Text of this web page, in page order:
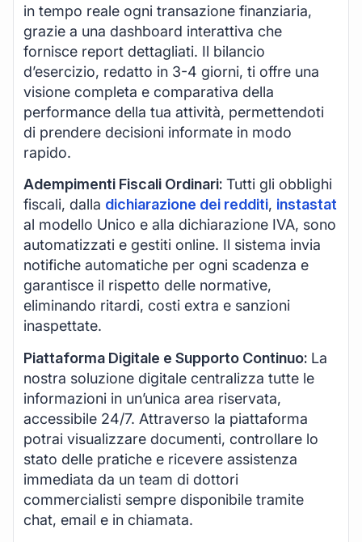
in tempo reale ogni transazione finanziaria,
grazie a una dashboard interattiva che
fornisce report dettagliati. Il bilancio
d’esercizio, redatto in 3-4 giorni, ti offre una
visione completa e comparativa della
performance della tua attività, permettendoti
di prendere decisioni informate in modo
rapido.
Adempimenti Fiscali Ordinari: Tutti gli obblighi
fiscali, dalla dichiarazione dei redditi, instastat
al modello Unico e alla dichiarazione IVA, sono
automatizzati e gestiti online. Il sistema invia
notifiche automatiche per ogni scadenza e
garantisce il rispetto delle normative,
eliminando ritardi, costi extra e sanzioni
inaspettate.
Piattaforma Digitale e Supporto Continuo: La
nostra soluzione digitale centralizza tutte le
informazioni in un’unica area riservata,
accessibile 24/7. Attraverso la piattaforma
potrai visualizzare documenti, controllare lo
stato delle pratiche e ricevere assistenza
immediata da un team di dottori
commercialisti sempre disponibile tramite
chat, email e in chiamata.